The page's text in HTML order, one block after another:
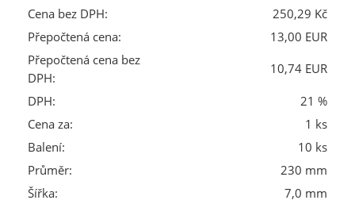
Cena bez DPH:
250,29 Kč
Přepočtená cena:
13,00 EUR
Přepočtená cena bez
DPH:
10,74 EUR
DPH:
21 %
Cena za:
1 ks
Balení:
10 ks
Průměr:
230 mm
Šířka:
7,0 mm